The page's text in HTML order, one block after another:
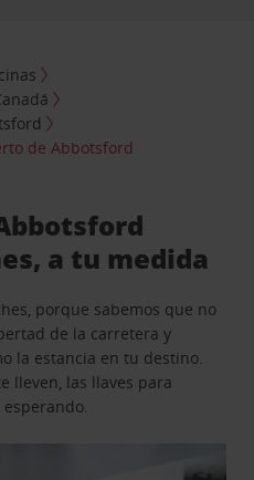
de Abbotsford
a tu medida
porque sabemos que no
de la carretera y
la estancia en tu destino.
lleven, las llaves para